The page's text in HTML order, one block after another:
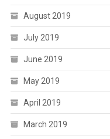
August 2019
July 2019
June 2019
May 2019
April 2019
March 2019